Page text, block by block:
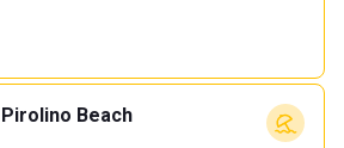
Pirolino Beach